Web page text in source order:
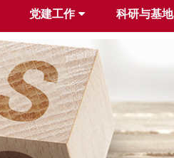
党建工作 科研与基地